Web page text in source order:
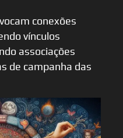
conexões
vínculos
associações
de campanha das